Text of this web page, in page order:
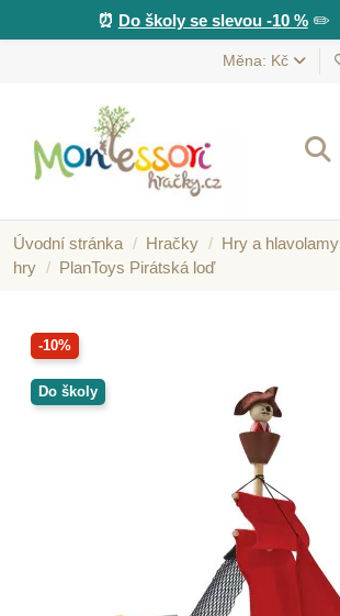
⏰ Do školy se slevou -10 %✏️
Měna: Kč
Úvodní stránka Hračky Hry a hlavolamy
hry
PlanToys Pirátská loď
-10%
Do školy